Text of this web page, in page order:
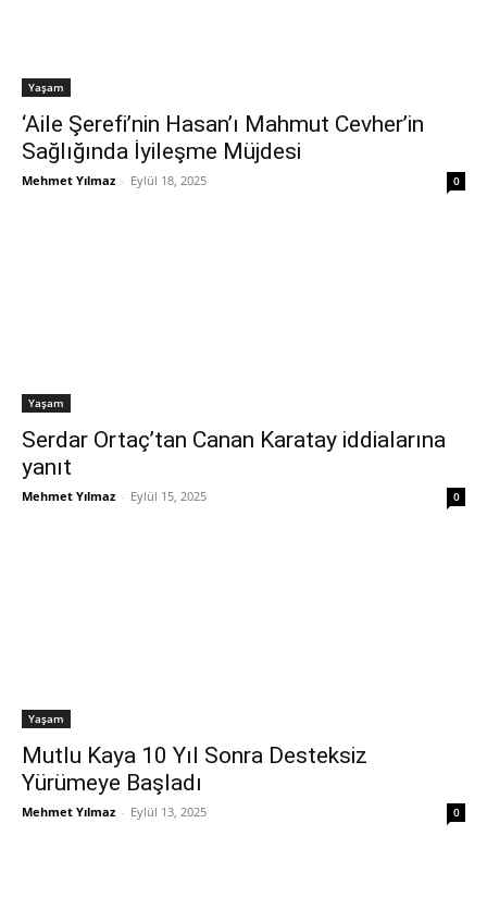
Yaşam
‘Aile Şerefi’nin Hasan’ı Mahmut Cevher’in
Sağlığında İyileşme Müjdesi
Mehmet Yılmaz - Eylül 18, 2025 0
Yaşam
Serdar Ortaç’tan Canan Karatay iddialarına
yanıt
Mehmet Yılmaz - Eylül 15, 2025 0
Yaşam
Mutlu Kaya 10 Yıl Sonra Desteksiz
Yürümeye Başladı
Mehmet Yılmaz - Eylül 13, 2025 0